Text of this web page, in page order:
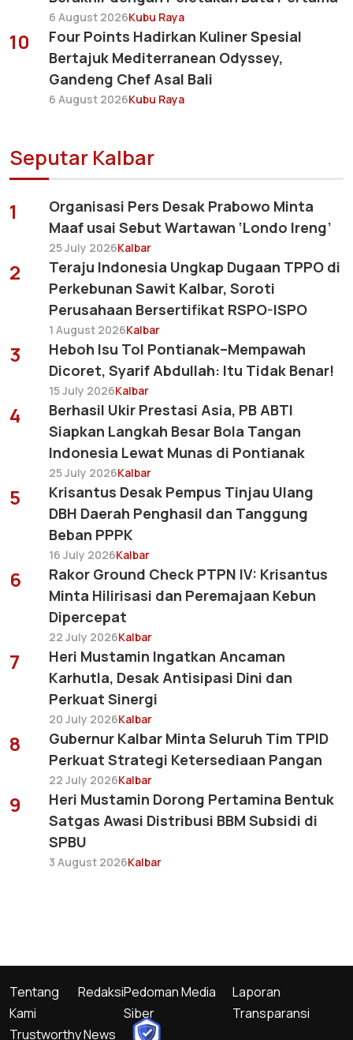
6 August 2026Kubu Raya
10
Four Points Hadirkan Kuliner Spesial
Bertajuk Mediterranean Odyssey,
Gandeng Chef Asal Bali
6 August 2026Kubu Raya
Seputar Kalbar
1
Organisasi Pers Desak Prabowo Minta
Maaf usai Sebut Wartawan ‘Londo Ireng’
25 July 2026Kalbar
2
Teraju Indonesia Ungkap Dugaan TPPO di
Perkebunan Sawit Kalbar, Soroti
Perusahaan Bersertifikat RSPO-ISPO
1 August 2026Kalbar
3
Heboh Isu Tol Pontianak–Mempawah
Dicoret, Syarif Abdullah: Itu Tidak Benar!
15 July 2026Kalbar
4
Berhasil Ukir Prestasi Asia, PB ABTI
Siapkan Langkah Besar Bola Tangan
Indonesia Lewat Munas di Pontianak
25 July 2026Kalbar
5
Krisantus Desak Pempus Tinjau Ulang
DBH Daerah Penghasil dan Tanggung
Beban PPPK
16 July 2026Kalbar
6
Rakor Ground Check PTPN IV: Krisantus
Minta Hilirisasi dan Peremajaan Kebun
Dipercepat
22 July 2026Kalbar
7
Heri Mustamin Ingatkan Ancaman
Karhutla, Desak Antisipasi Dini dan
Perkuat Sinergi
20 July 2026Kalbar
8
Gubernur Kalbar Minta Seluruh Tim TPID
Perkuat Strategi Ketersediaan Pangan
22 July 2026Kalbar
9
Heri Mustamin Dorong Pertamina Bentuk
Satgas Awasi Distribusi BBM Subsidi di
SPBU
3 August 2026Kalbar
Trustworthy News
Tentang
Kami
RedaksiPedoman Media
Siber
Laporan
Transparansi